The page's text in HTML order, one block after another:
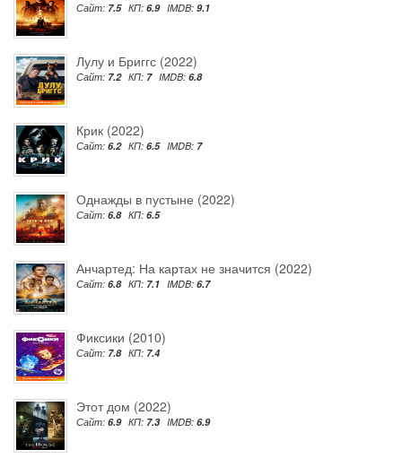
Сайт: 7.5 КП: 6.9 IMDB: 9.1
Лулу и Бриггс (2022)
Сайт: 7.2 КП: 7 IMDB: 6.8
Крик (2022)
Сайт: 6.2 КП: 6.5 IMDB: 7
Однажды в пустыне (2022)
Сайт: 6.8 КП: 6.5
Анчартед: На картах не значится (2022)
Сайт: 6.8 КП: 7.1 IMDB: 6.7
Фиксики (2010)
Сайт: 7.8 КП: 7.4
Этот дом (2022)
Сайт: 6.9 КП: 7.3 IMDB: 6.9